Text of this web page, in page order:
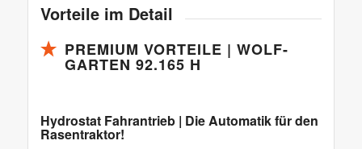
Vorteile im Detail
PREMIUM VORTEILE | WOLF-
GARTEN 92.165 H
Hydrostat Fahrantrieb | Die Automatik für den
Rasentraktor!